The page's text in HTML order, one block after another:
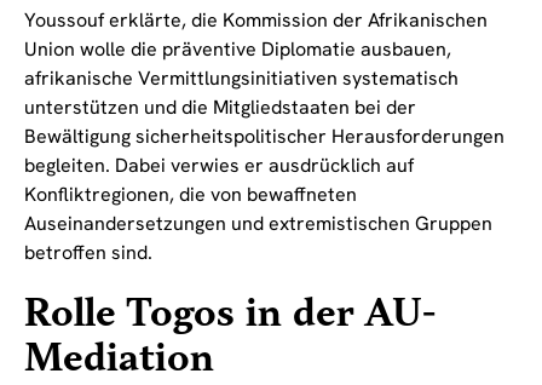
Youssouf erklärte, die Kommission der Afrikanischen
Union wolle die präventive Diplomatie ausbauen,
afrikanische Vermittlungsinitiativen systematisch
unterstützen und die Mitgliedstaaten bei der
Bewältigung sicherheitspolitischer Herausforderungen
begleiten. Dabei verwies er ausdrücklich auf
Konfliktregionen, die von bewaffneten
Auseinandersetzungen und extremistischen Gruppen
betroffen sind.
Rolle Togos in der AU-
Mediation